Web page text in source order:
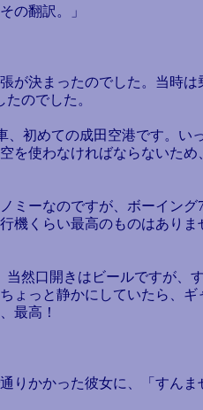
の翻訳。」
決まったのでした。当時
のでした。
初めての成田空港です。い
使わなければならないた
ーなのですが、ボーイング
くらい最高のものはあり
然口開きはビールですが、
っと静かにしていたら、
最高！
かかった彼女に、「すんま